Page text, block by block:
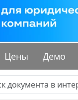
Цены Демо